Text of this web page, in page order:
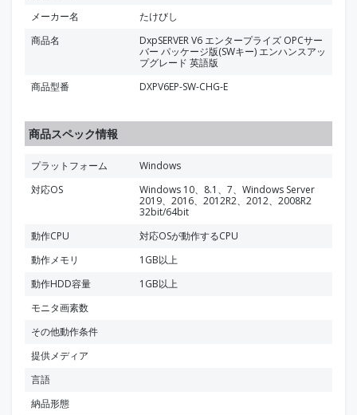
メーカー名
たけびし
商品名
DxpSERVER V6 エンタープライズ OPCサー
バー パッケージ版(SWキー) エンハンスアッ
プグレード 英語版
商品型番
DXPV6EP-SW-CHG-E
商品スペック情報
プラットフォーム
Windows
対応OS
Windows 10、8.1、7、Windows Server
2019、2016、2012R2、2012、2008R2
32bit/64bit
動作CPU
対応OSが動作するCPU
動作メモリ
1GB以上
動作HDD容量
1GB以上
モニタ画素数
その他動作条件
提供メディア
言語
納品形態